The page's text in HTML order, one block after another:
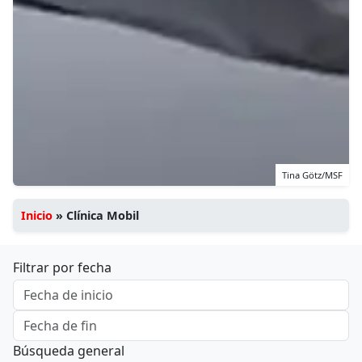
Tina Götz/MSF
Inicio » Clínica Mobil
Filtrar por fecha
Búsqueda general